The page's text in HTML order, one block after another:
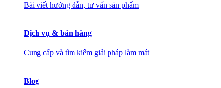
Bài viết hướng dẫn, tư vấn sản phẩm
Dịch vụ & bán hàng
Cung cấp và tìm kiếm giải pháp làm mát
Blog